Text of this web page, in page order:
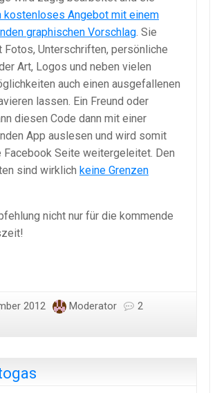
kostenloses Angebot mit einem
graphischen Vorschlag. Sie
Fotos, Unterschriften, persönliche
Art, Logos und neben vielen
auch einen ausgefallenen
lassen. Ein Freund oder
diesen Code dann mit einer
App auslesen und wird somit
Facebook Seite weitergeleitet. Den
sind wirklich keine Grenzen
nicht nur für die kommende
2012 Moderator
2